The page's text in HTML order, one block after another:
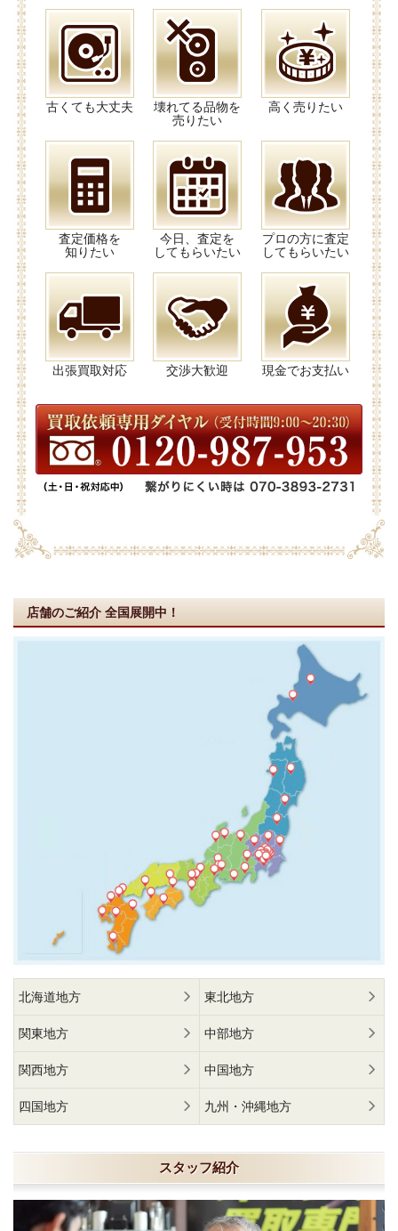
古くても大丈夫
壊れてる品物を
売りたい
高く売りたい
査定価格を
知りたい
今日、査定を
してもらいたい
プロの方に査定
してもらいたい
出張買取対応 交渉大歓迎 現金でお支払い
店舗のご紹介 全国展開中！
北海道地方 東北地方
関東地方 中部地方
関西地方 中国地方
四国地方 九州・沖縄地方
スタッフ紹介